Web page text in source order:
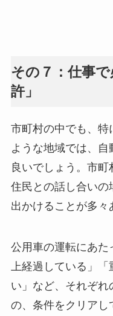
その７：仕事
許」
市町村の中でも、特
ような地域では、
良いでしょう。市町
住民との話し合い
出かけることが多々
公用車の運転にあた
上経過している」「
い」など、それぞ
の、条件をクリアし